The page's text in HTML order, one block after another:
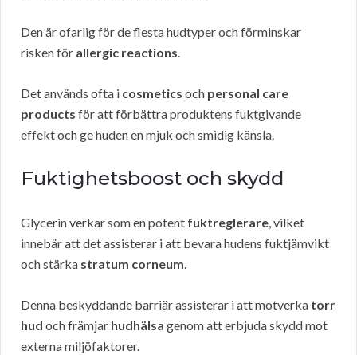
Den är ofarlig för de flesta hudtyper och förminskar
risken för allergic reactions.
Det används ofta i cosmetics och personal care
products för att förbättra produktens fuktgivande
effekt och ge huden en mjuk och smidig känsla.
Fuktighetsboost och skydd
Glycerin verkar som en potent fuktreglerare, vilket
innebär att det assisterar i att bevara hudens fuktjämvikt
och stärka stratum corneum.
Denna beskyddande barriär assisterar i att motverka torr
hud och främjar hudhälsa genom att erbjuda skydd mot
externa miljöfaktorer.